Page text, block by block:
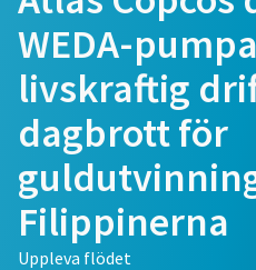
WEDA-
livskraftig
dagbrott för
Filippinerna
Uppleva flödet